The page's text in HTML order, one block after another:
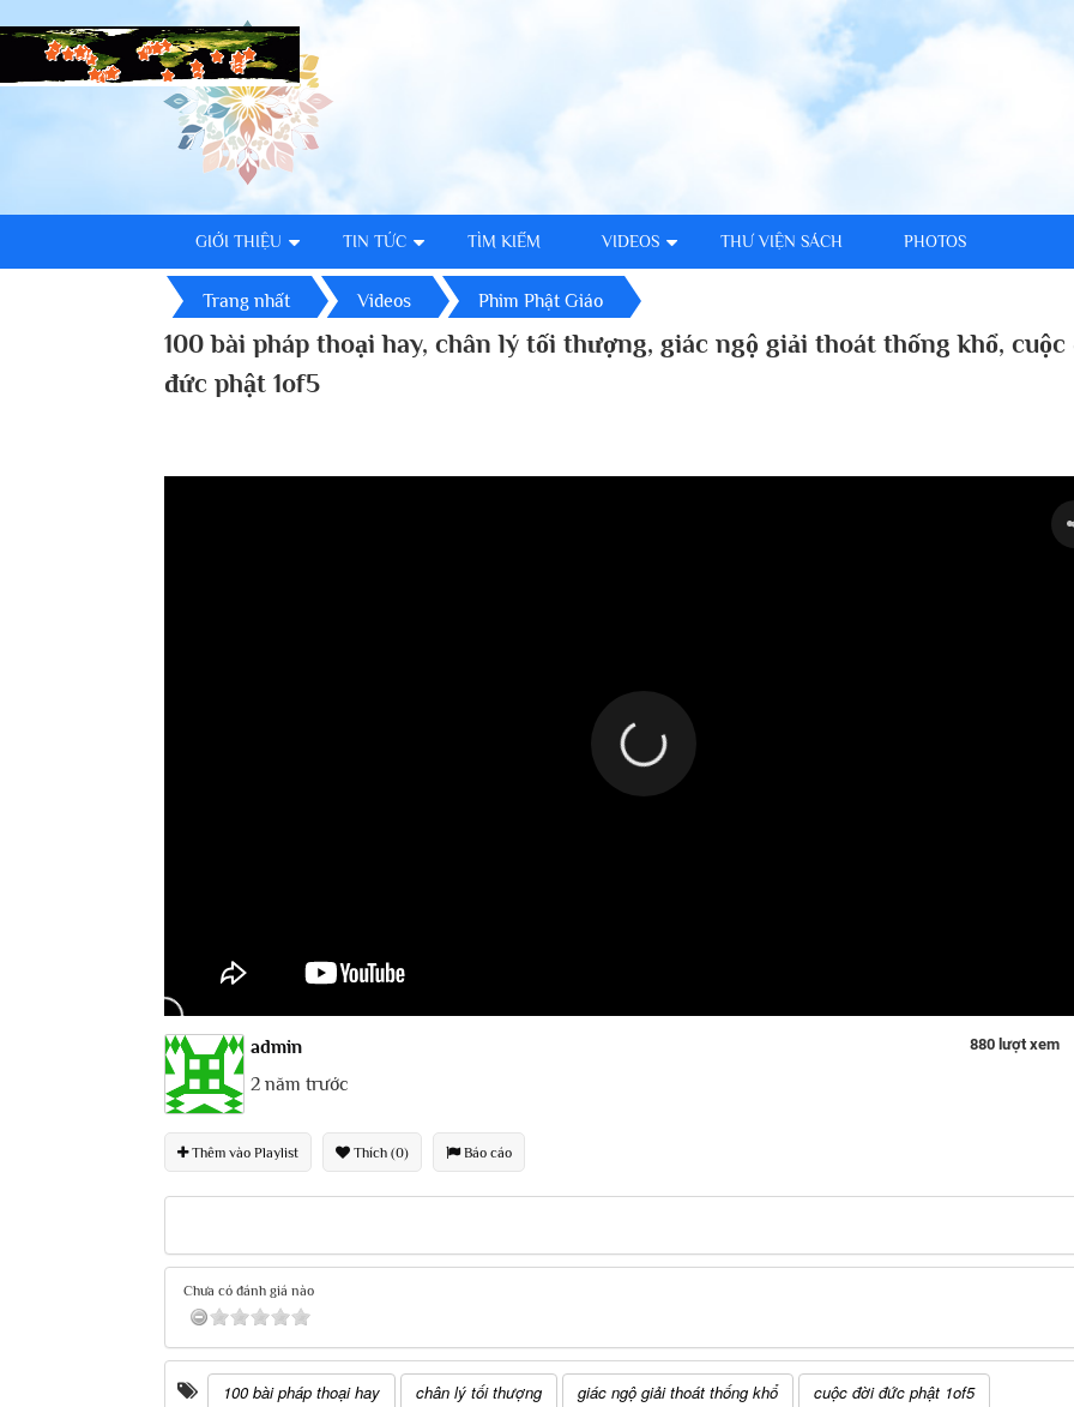
GIỚI THIỆU TIN TỨC TÌM KIẾM VIDEOS THƯ VIỆN SÁCH PHOTOS
Trang nhất Videos Phim Phật Giáo
100 bài pháp thoại hay, chân lý tối thượng, giác ngộ giải thoát thống khổ, cuộc
đức phật 1of5
admin
2 năm trước
880 lượt xem
Thêm vào Playlist Thích (0) Báo cáo
Chưa có đánh giá nào
100 bài pháp thoại hay chân lý tối thượng giác ngộ giải thoát thống khổ cuộc đời đức phật 1of5